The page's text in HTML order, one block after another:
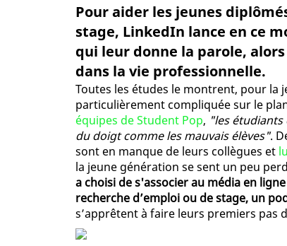
Pour aider les jeunes
stage, LinkedIn lance en ce
qui leur donne la parole,
dans la vie professionnelle.
Toutes les études le montrent, pour la
particulièrement compliquée sur le
équipes de Student Pop, "les
du doigt comme les mauvais élèves".
sont en manque de leurs collègues et
la jeune génération se sent un peu
a choisi de s'associer au média en
recherche d’emploi ou de stage, un
s’apprêtent à faire leurs premiers pas